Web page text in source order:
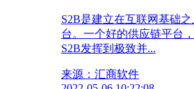
S2B是建立在互联网基础
台。一个好的供应链平台
S2B发挥到极致并...
来源：汇商软件